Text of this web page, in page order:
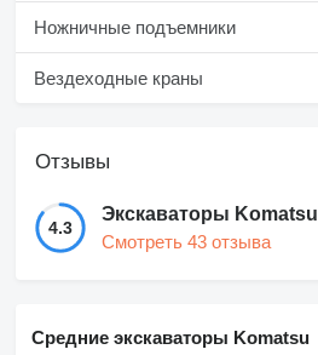
Ножничные подъемники
Вездеходные краны
Отзывы
4.3
Экскаваторы Komatsu
Смотреть 43 отзыва
Средние экскаваторы Komatsu